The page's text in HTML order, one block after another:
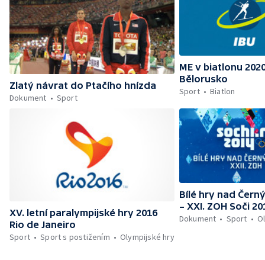
Zlatý návrat do Ptačího hnízda
Dokument
Sport
ME v biatlonu
Bělorusko
Sport
Biatlon
XV. letní paralympijské hry 2016
Rio de Janeiro
Sport
Sport s postižením Olympijské hry
Bílé hry nad
– XXI. ZOH Soči
Dokument
Sport